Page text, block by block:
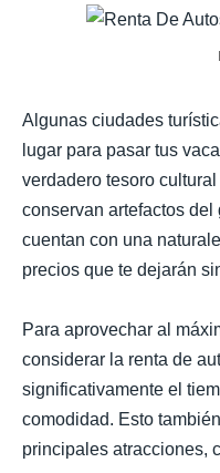
Algunas ciudades
lugar para pasar tus
verdadero tesoro
conservan artefactos del
cuentan con una
precios que te dejarán
Para aprovechar al
considerar la renta de
significativamente el
comodidad. Esto
principales atracciones,